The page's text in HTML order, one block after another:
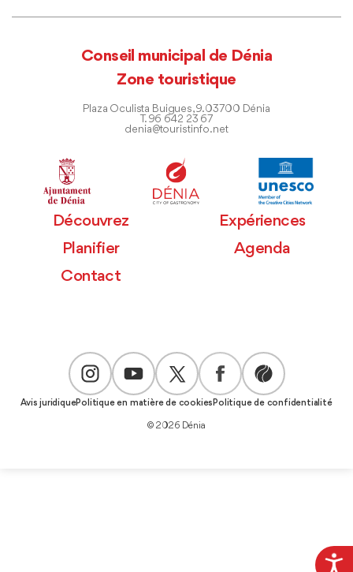
Conseil municipal de Dénia
Zone touristique
Plaza Oculista Buigues, 9. 03700 Dénia
T. 96 642 23 67
denia@touristinfo.net
Découvrez
Expériences
Planifier
Agenda
Contact
Avis juridiquePolitique en matière de cookies Politique de confidentialité
© 2026 Dénia